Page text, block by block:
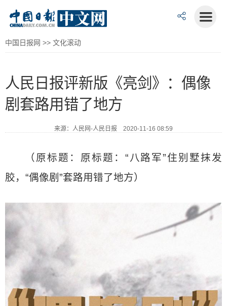
中国日报网 >> 文化滚动
人民日报评新版《亮剑》：偶像
剧套路用错了地方
来源：人民网-人民日报 2020-11-16 08:59
（原标题：原标题：“八路军”住别墅抹发
胶，“偶像剧”套路用错了地方）